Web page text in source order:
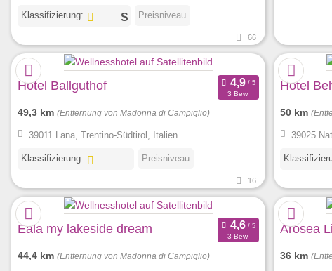
Klassifizierung: Preisniveau
66
Hotel Ballguthof
3 Bew.
49,3 km (Entfernung von Madonna di Campiglio)
39011 Lana, Trentino-Südtirol, Italien
Klassifizierung: Preisniveau
16
Hotel
50 km
39025
Eala my lakeside dream
3 Bew.
44,4 km (Entfernung von Madonna di Campiglio)
Arosea
36 km